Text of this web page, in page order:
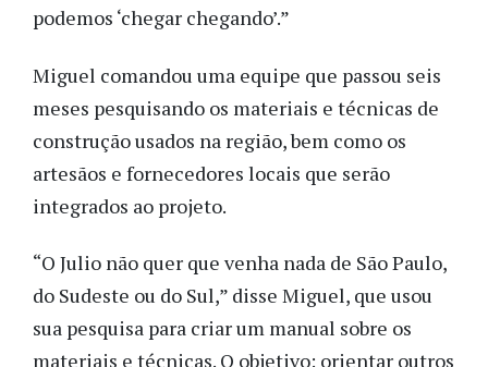
podemos ‘chegar chegando’.”
Miguel comandou uma equipe que passou seis
meses pesquisando os materiais e técnicas de
construção usados na região, bem como os
artesãos e fornecedores locais que serão
integrados ao projeto.
“O Julio não quer que venha nada de São Paulo,
do Sudeste ou do Sul,” disse Miguel, que usou
sua pesquisa para criar um manual sobre os
materiais e técnicas. O objetivo: orientar outros